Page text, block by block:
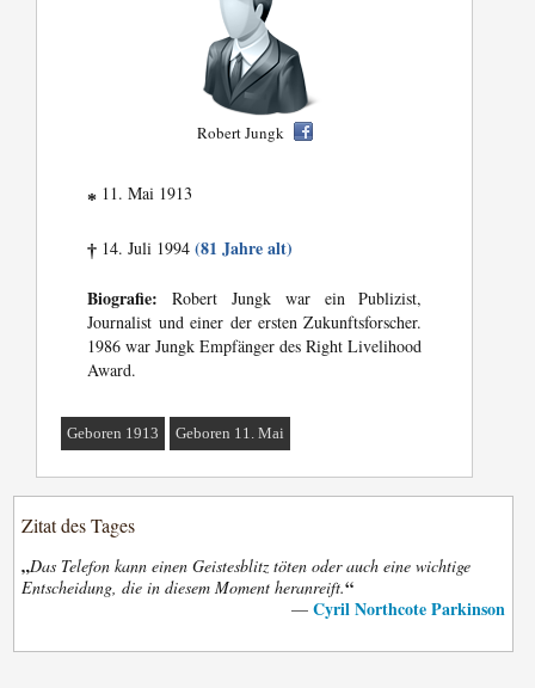
Robert Jungk
* 11. Mai 1913
† 14. Juli 1994(81 Jahre alt)
Biografie: Robert Jungk war ein Publizist,
Journalist und einer der ersten Zukunftsforscher.
1986 war Jungk Empfänger des Right Livelihood
Award.
Geboren 1913 Geboren 11. Mai
Zitat des Tages
„Das Telefon kann einen Geistesblitz töten oder auch eine wichtige
Entscheidung, die in diesem Moment heranreift.“
— Cyril Northcote Parkinson